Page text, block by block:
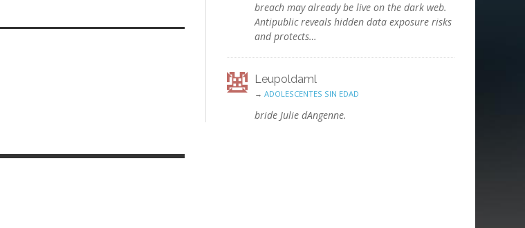
breach may already be live on the dark web.
Antipublic reveals hidden data exposure risks
and protects…
Leupoldaml
→ ADOLESCENTES SIN EDAD
bride Julie dAngenne.